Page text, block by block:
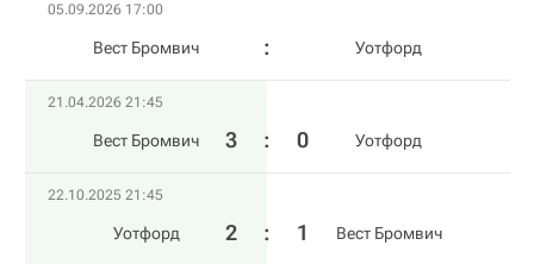
05.09.2026 17:00
Вест Бромвич Уотфорд
21.04.2026 21:45
Вест Бромвич 3 : 0 Уотфорд
22.10.2025 21:45
Уотфорд 2 : 1 Вест Бромвич